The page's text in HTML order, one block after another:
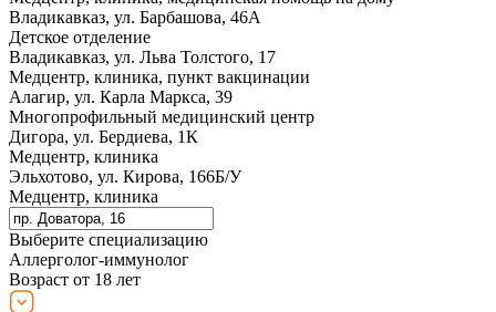
Владикавказ, ул. Барбашова, 46А
Детское отделение
Владикавказ, ул. Льва Толстого, 17
Медцентр, клиника, пункт вакцинации
Алагир, ул. Карла Маркса, 39
Многопрофильный медицинский центр
Дигора, ул. Бердиева, 1К
Медцентр, клиника
Эльхотово, ул. Кирова, 166Б/У
Медцентр, клиника
Выберите специализацию
Аллерголог-иммунолог
Возраст от 18 лет